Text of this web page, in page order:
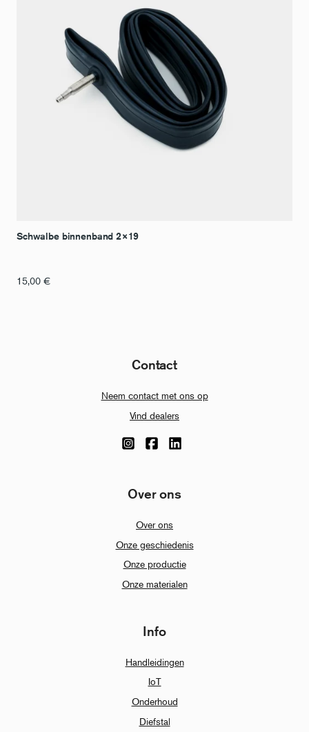
Schwalbe binnenband 2×19
15,00 €
Contact
Neem contact met ons op
Vind dealers
Over ons
Over ons
Onze geschiedenis
Onze productie
Onze materialen
Info
Handleidingen
IoT
Onderhoud
Diefstal